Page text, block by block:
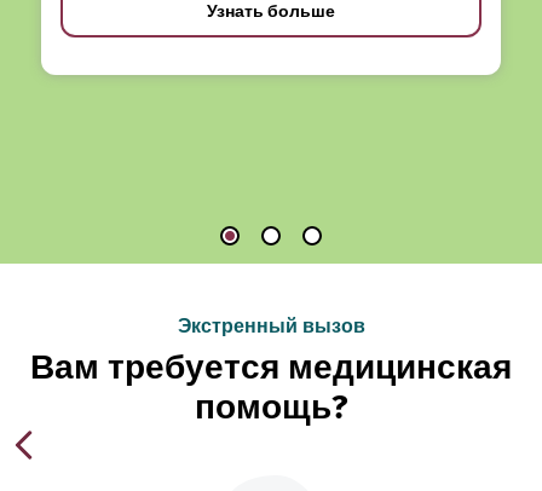
Узнать больше
Экстренный вызов
Вам требуется медицинская
помощь?